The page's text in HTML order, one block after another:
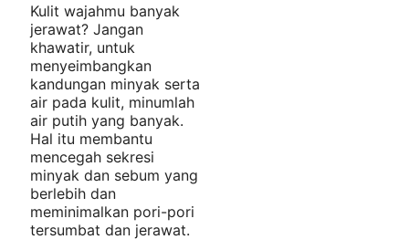
Kulit wajahmu banyak
jerawat? Jangan
khawatir, untuk
menyeimbangkan
kandungan minyak serta
air pada kulit, minumlah
air putih yang banyak.
Hal itu membantu
mencegah sekresi
minyak dan sebum yang
berlebih dan
meminimalkan pori-pori
tersumbat dan jerawat.